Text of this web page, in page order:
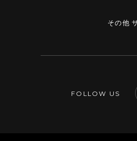
その他
FOLLOW US